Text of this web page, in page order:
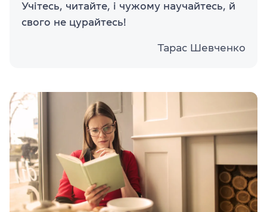
Учітесь, читайте, і чужому научайтесь, й
свого не цурайтесь!
Тарас Шевченко